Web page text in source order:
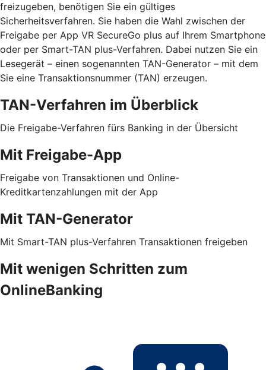
freizugeben, benötigen Sie ein gültiges
Sicherheitsverfahren. Sie haben die Wahl zwischen der
Freigabe per App VR SecureGo plus auf Ihrem Smartphone
oder per Smart-TAN plus-Verfahren. Dabei nutzen Sie ein
Lesegerät – einen sogenannten TAN-Generator – mit dem
Sie eine Transaktionsnummer (TAN) erzeugen.
TAN-Verfahren im Überblick
Die Freigabe-Verfahren fürs Banking in der Übersicht
Mit Freigabe-App
Freigabe von Transaktionen und Online-
Kreditkartenzahlungen mit der App
Mit TAN-Generator
Mit Smart-TAN plus-Verfahren Transaktionen freigeben
Mit wenigen Schritten zum
OnlineBanking